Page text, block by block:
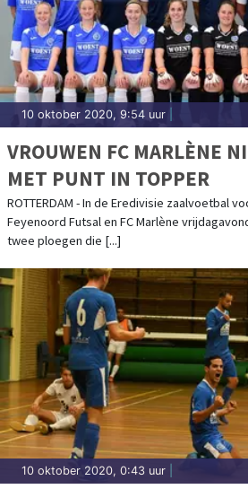
10 oktober 2020, 9:54 uur
VROUWEN FC MARLÈNE
MET PUNT IN TOPPER
ROTTERDAM - In de Eredivisie zaalvoetbal
Feyenoord Futsal en FC Marlène
twee ploegen die [...]
10 oktober 2020, 0:43 uur